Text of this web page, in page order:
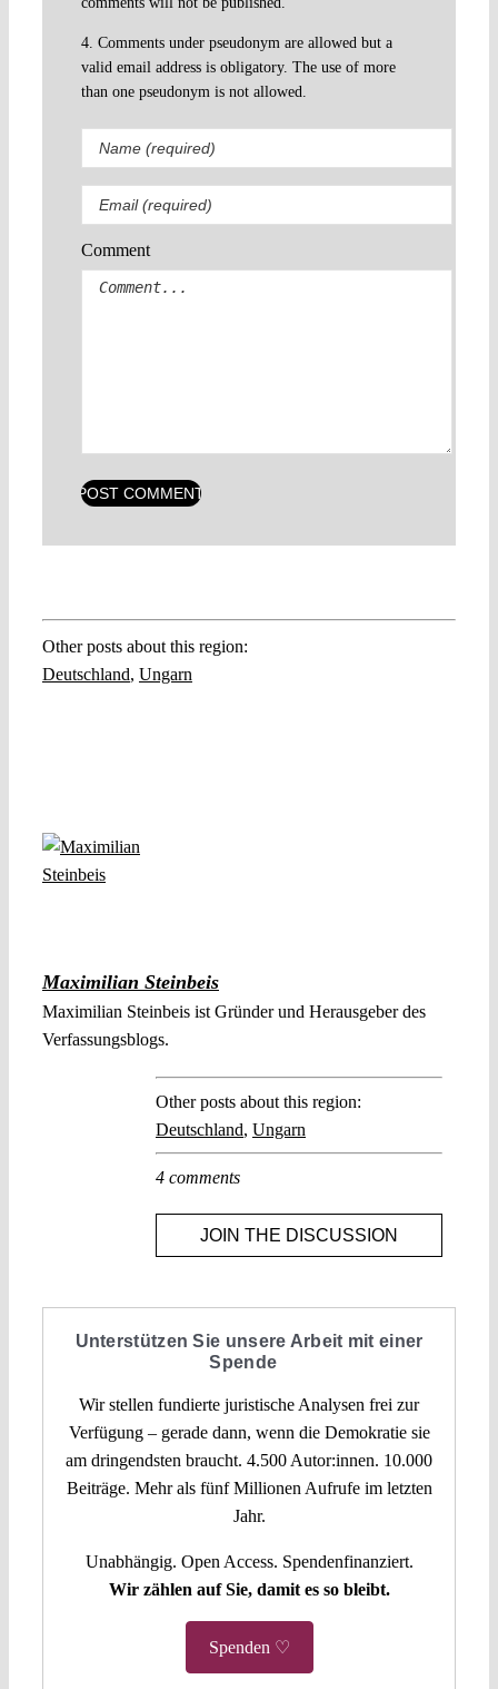
4. Comments under pseudonym are allowed but a
valid email address is obligatory. The use of more
than one pseudonym is not allowed.
Comment
Other posts about this region:
Deutschland, Ungarn
Maximilian Steinbeis
Maximilian Steinbeis ist Gründer und Herausgeber des
Verfassungsblogs.
Other posts about this region:
Deutschland, Ungarn
4 comments
JOIN THE DISCUSSION
Unterstützen Sie unsere Arbeit mit einer
Spende
Wir stellen fundierte juristische Analysen frei zur
Verfügung – gerade dann, wenn die Demokratie sie
am dringendsten braucht. 4.500 Autor:innen. 10.000
Beiträge. Mehr als fünf Millionen Aufrufe im letzten
Jahr.
Unabhängig. Open Access. Spendenfinanziert.
Wir zählen auf Sie, damit es so bleibt.
Spenden ♡